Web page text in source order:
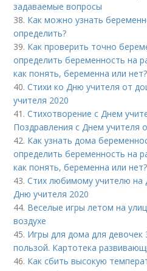
задаваемые вопросы
38. Как можно узнать
определить?
39. Как проверить точно
определить беременность на
как понять, беременна или нет?
40.Стихи ко Дню учителя от
учителя 2020
41.Стихотворение с Днем
Поздравления с Днем учителя
42. Как узнать дома
определить беременность на
как понять, беременна или нет?
43.Стих любимому учителю на
Дню учителя 2020
44. Веселые игры летом на
воздухе
45. Игры для дома для девочек
пользой. Картотека
46. Как сбить высокую